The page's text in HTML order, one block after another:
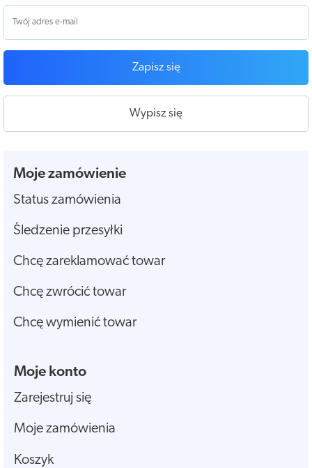
Zapisz się
Wypisz się
Moje zamówienie
Status zamówienia
Śledzenie przesyłki
Chcę zareklamować towar
Chcę zwrócić towar
Chcę wymienić towar
Moje konto
Zarejestruj się
Moje zamówienia
Koszyk